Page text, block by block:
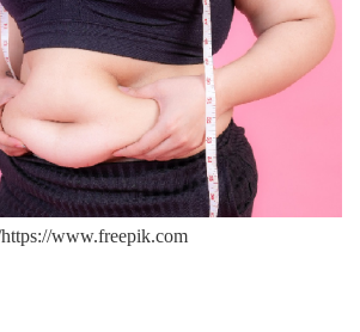
https://www.freepik.com/